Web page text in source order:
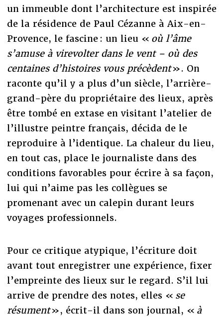
un immeuble dont l’architecture est inspirée
de la résidence de Paul Cézanne à Aix-en-
Provence, le fascine : un lieu « où l’âme
s’amuse à virevolter dans le vent – où des
centaines d’histoires vous précèdent». On
raconte qu’il y a plus d’un siècle, l’arrière-
grand-père du propriétaire des lieux, après
être tombé en extase en visitant l’atelier de
l’illustre peintre français, décida de le
reproduire à l’identique. La chaleur du lieu,
en tout cas, place le journaliste dans des
conditions favorables pour écrire à sa façon,
lui qui n’aime pas les collègues se
promenant avec un calepin durant leurs
voyages professionnels.
Pour ce critique atypique, l’écriture doit
avant tout enregistrer une expérience, fixer
l’empreinte des lieux sur le regard. S’il lui
arrive de prendre des notes, elles « se
résument», écrit-il dans son journal, « à